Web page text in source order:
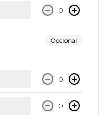
Leche + Hielo + Syrup a
Especial
+ Hielo triturado + Sabor
0
Opcional
0
0